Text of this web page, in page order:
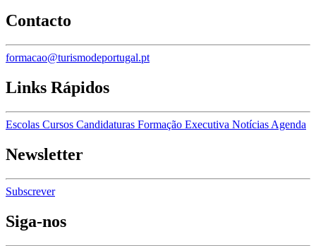
Contacto
formacao@turismodeportugal.pt
Links Rápidos
Escolas Cursos Candidaturas Formação Executiva Notícias Agenda
Newsletter
Subscrever
Siga-nos